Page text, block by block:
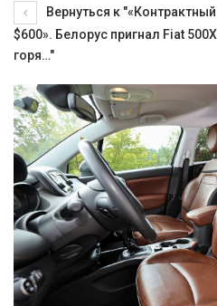
Вернуться к
$600». Белорус пригнал Fiat
горя…"